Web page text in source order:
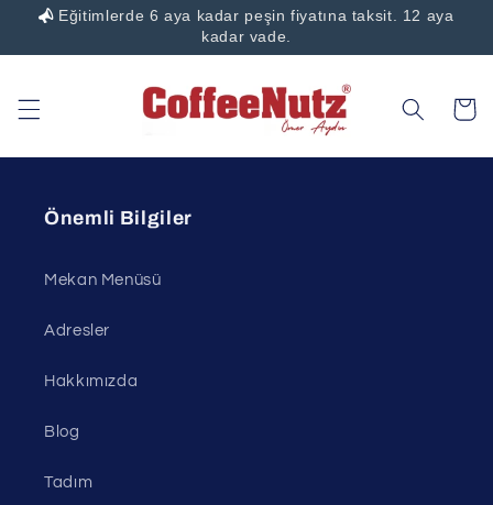
Eğitimlerde 6 aya kadar peşin fiyatına taksit. 12 aya
kadar vade.
İçeriğe atla
Sepet
Önemli Bilgiler
Mekan Menüsü
Adresler
Hakkımızda
Blog
Tadım